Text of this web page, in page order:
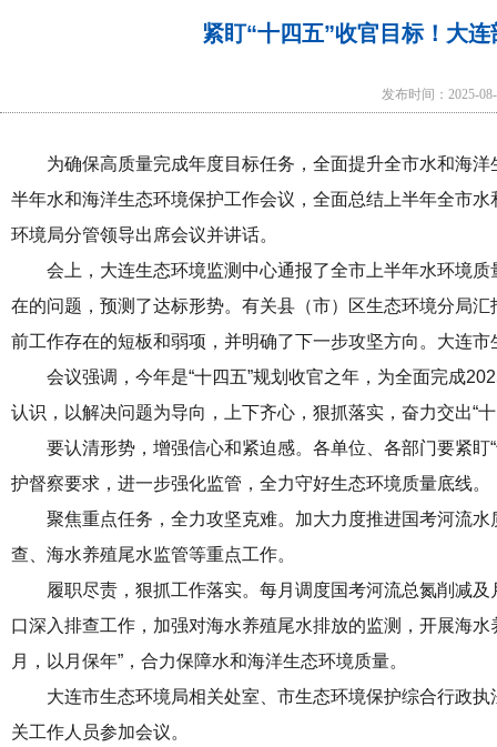
紧盯“十四五”收官目标！大
发布时间：2025-
为确保高质量完成年度目标任务，全面提升全市水和海
半年水和海洋生态环境保护工作会议，全面总结上半年全市
环境局分管领导出席会议并讲话。
会上，大连生态环境监测中心通报了全市上半年水环境
在的问题，预测了达标形势。有关县（市）区生态环境分局
前工作存在的短板和弱项，并明确了下一步攻坚方向。大连
会议强调，今年是“十四五”规划收官之年，为全面完成
认识，以解决问题为导向，上下齐心，狠抓落实，奋力交出“
要认清形势，增强信心和紧迫感。各单位、各部门要紧
护督察要求，进一步强化监管，全力守好生态环境质量底线。
聚焦重点任务，全力攻坚克难。加大力度推进国考河流
查、海水养殖尾水监管等重点工作。
履职尽责，狠抓工作落实。每月调度国考河流总氮削减
口深入排查工作，加强对海水养殖尾水排放的监测，开展海
月，以月保年”，合力保障水和海洋生态环境质量。
大连市生态环境局相关处室、市生态环境保护综合行政
关工作人员参加会议。